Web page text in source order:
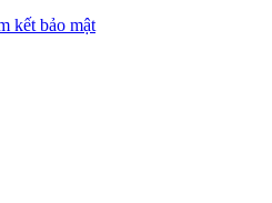
kết bảo mật